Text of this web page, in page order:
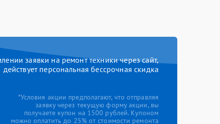
заявки на ремонт техники через сайт,
действует персональная бессрочная скидка
*Условия акции предполагают, что отправляя
заявку через текущую форму акции, вы
получаете купон на 1500 рублей. Купоном
можно оплатить до 25% от стоимости ремонта